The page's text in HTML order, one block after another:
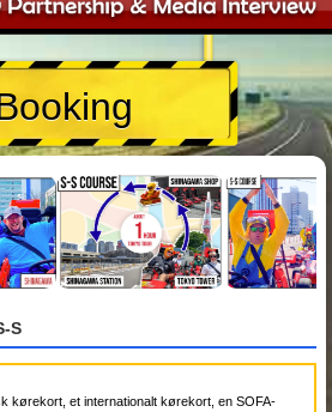
S
kørekort, et internationalt kørekort, en SOFA-